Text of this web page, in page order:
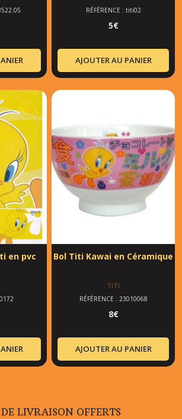
RÉFÉRENCE : titi02
5€
AJOUTER AU PANIER
en pvc Bol Titi Kawai en Céramique
TITI
RÉFÉRENCE : 23010068
8€
AJOUTER AU PANIER
LIVRAISON OFFERTS